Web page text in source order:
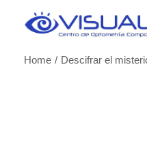
Home
Descifrar el